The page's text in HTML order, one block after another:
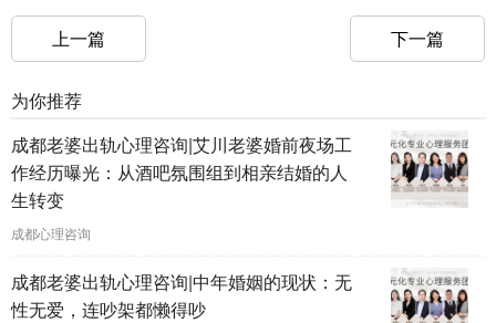
上一篇 下一篇
为你推荐
成都老婆出轨心理咨询|艾川老婆婚前夜场工
作经历曝光：从酒吧氛围组到相亲结婚的人
生转变
成都心理咨询
成都老婆出轨心理咨询|中年婚姻的现状：无
性无爱，连吵架都懒得吵